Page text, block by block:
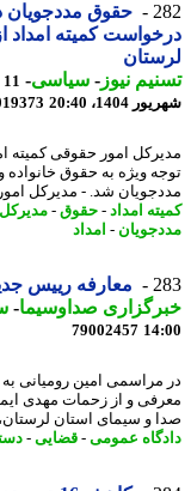
حقوق مددجویان در
کمیته امداد از
نیوز-سیاسی-
20:40
79019373
امور حقوقی کمیته
ویژه به حقوق خانواده و
شد. - مدیرکل امور
امداد -حقوق-مدیرکل امور
-امداد
معارفه رییس جدید
صداوسیما-
79002457
امین رومیانی به
و از زحمات مهدی
و سیمای استان لرستان،
عمومی-قضایی-